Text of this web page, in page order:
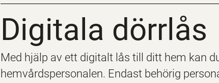
Digitala dörrlås
Digitala dörrlås
Med hjälp av ett digitalt lås till ditt hem kan
hemvårdspersonalen. Endast behörig